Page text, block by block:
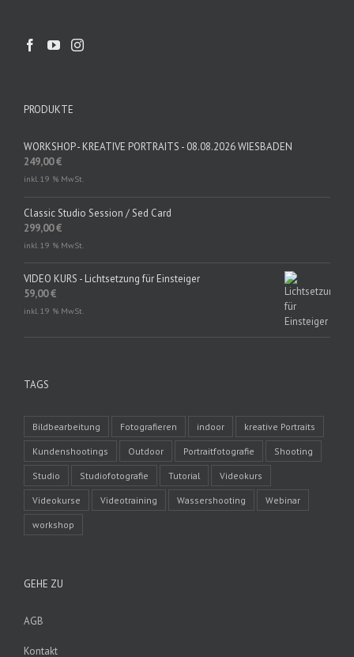
PRODUKTE
WORKSHOP - KREATIVE PORTRAITS - 08.08.2026 WIESBADEN
249,00€
inkl. 19 % MwSt.
Classic Studio Session / Sed Card
299,00€
inkl. 19 % MwSt.
VIDEO KURS - Lichtsetzung für Einsteiger
59,00€
inkl. 19 % MwSt.
TAGS
Bildbearbeitung Fotografieren indoor kreative Portraits
Kundenshootings Outdoor Portraitfotografie Shooting
Studio Studiofotografie Tutorial Videokurs
Videokurse Videotraining Wassershooting Webinar
workshop
GEHE ZU
AGB
Kontakt